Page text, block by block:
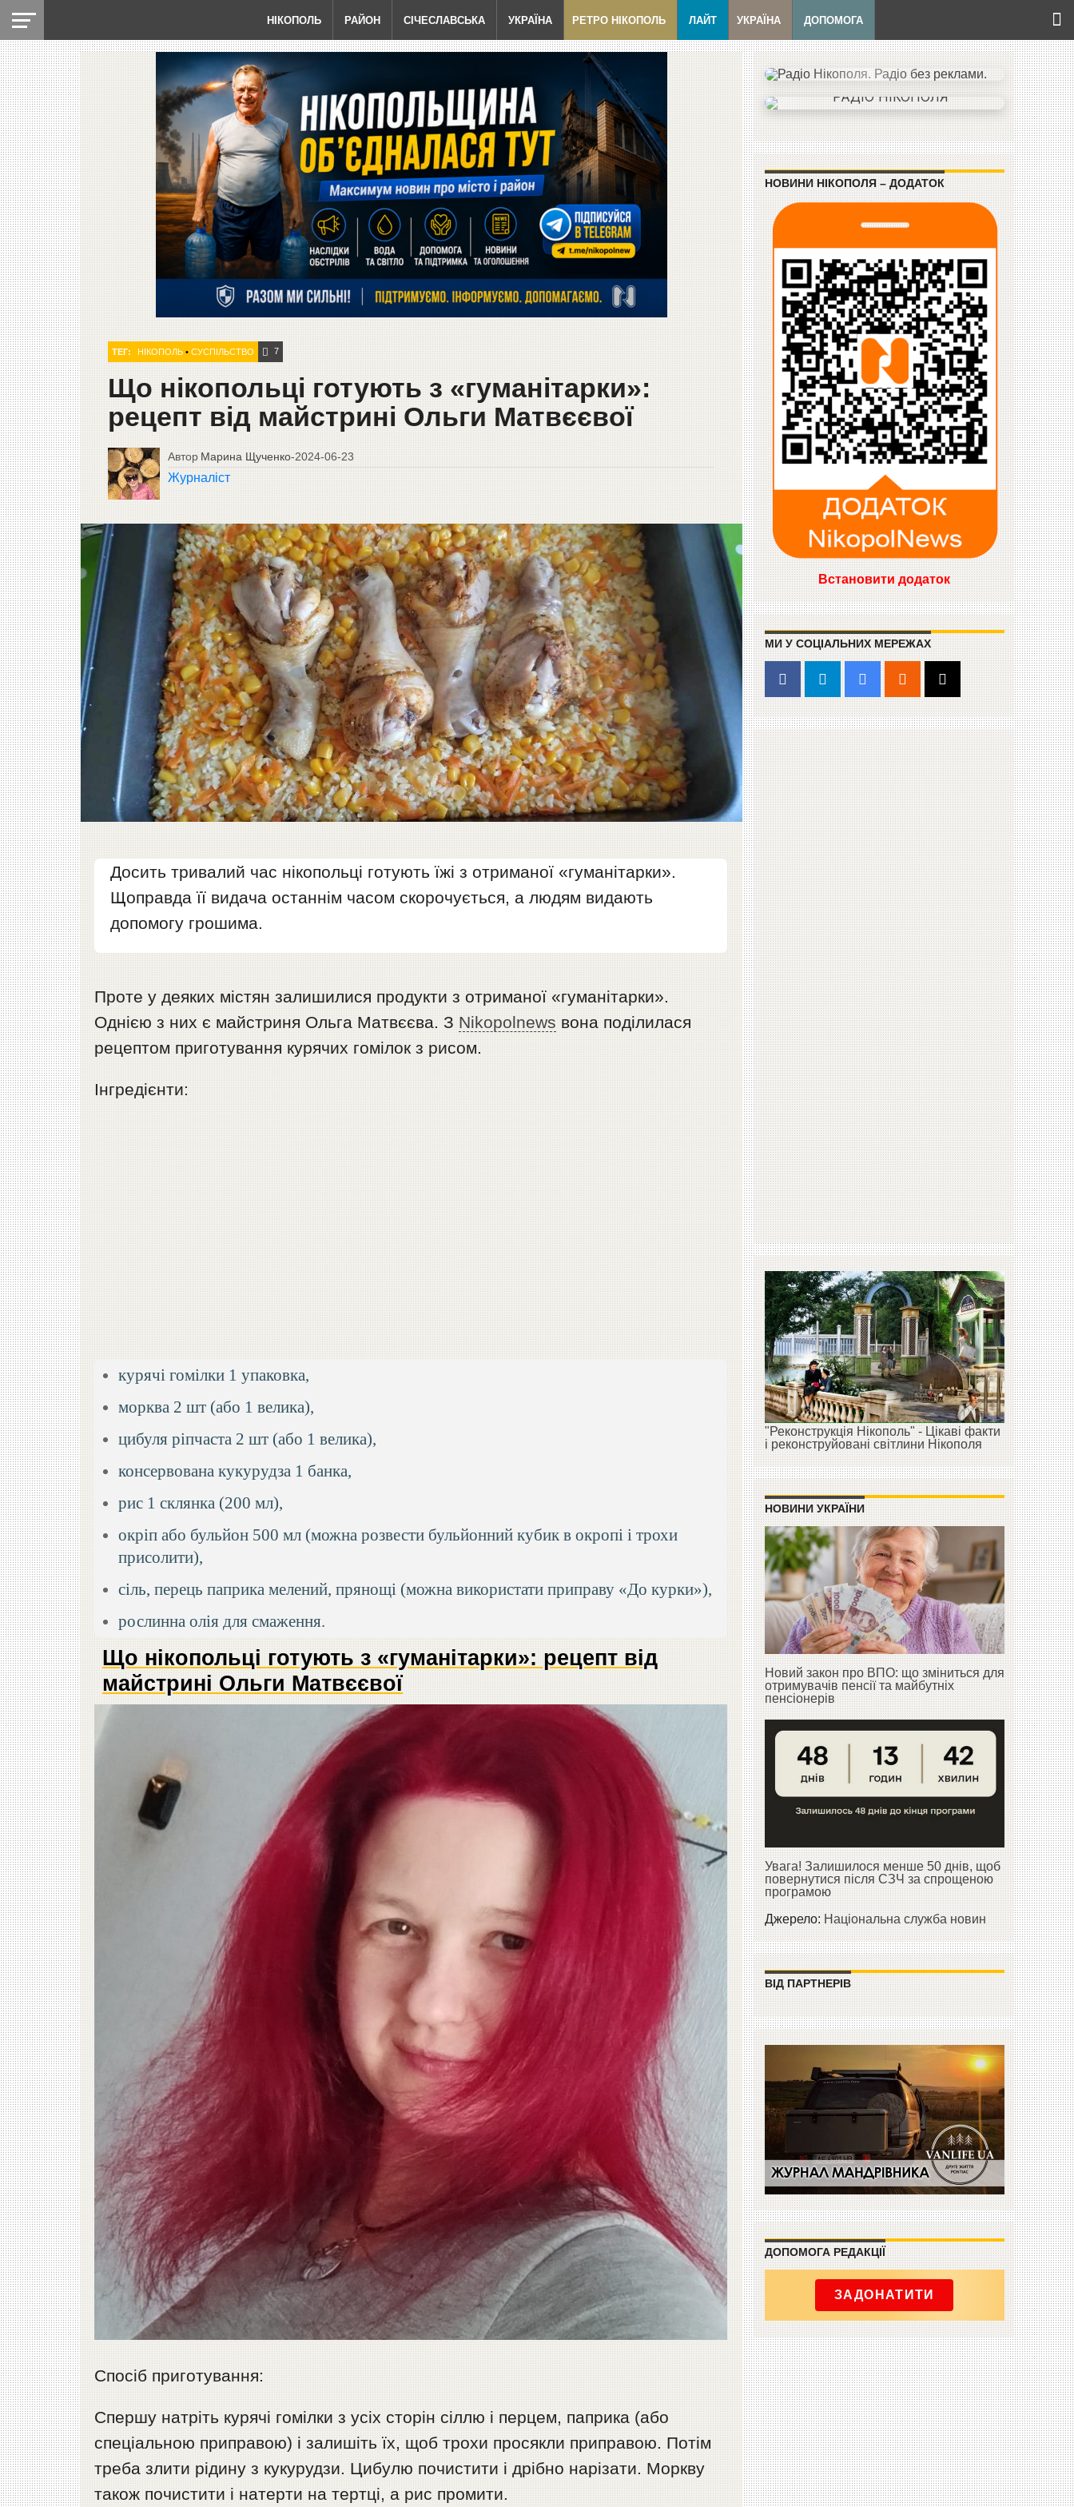
НІКОПОЛЬ РАЙОН СІЧЕСЛАВСЬКА УКРАЇНА РЕТРО НІКОПОЛЬ ЛАЙТ УКРАЇНА ДОПОМОГА
ТЕГ: НІКОПОЛЬ• СУСПІЛЬСТВО 7
Що нікопольці готують з «гуманітарки»:
рецепт від майстрині Ольги Матвєєвої
Автор Марина Щученко-2024-06-23
Журналіст
Досить тривалий час нікопольці готують їжі з отриманої «гуманітарки».
Щоправда її видача останнім часом скорочується, а людям видають
допомогу грошима.
Проте у деяких містян залишилися продукти з отриманої «гуманітарки».
Однією з них є майстриня Ольга Матвєєва. З Nikopolnews вона поділилася
рецептом приготування курячих гомілок з рисом.
Інгредієнти:
курячі гомілки 1 упаковка,
морква 2 шт (або 1 велика),
цибуля ріпчаста 2 шт (або 1 велика),
консервована кукурудза 1 банка,
рис 1 склянка (200 мл),
окріп або бульйон 500 мл (можна розвести бульйонний кубик в окропі і трохи
присолити),
сіль, перець паприка мелений, прянощі (можна використати приправу «До курки»),
рослинна олія для смаження.
Що нікопольці готують з «гуманітарки»: рецепт від
майстрині Ольги Матвєєвої
Спосіб приготування:
Спершу натріть курячі гомілки з усіх сторін сіллю і перцем, паприка (або
спеціальною приправою) і залишіть їх, щоб трохи просякли приправою. Потім
треба злити рідину з кукурудзи. Цибулю почистити і дрібно нарізати. Моркву
також почистити і натерти на тертці, а рис промити.
НОВИНИ НІКОПОЛЯ – ДОДАТОК
Встановити додаток
МИ У СОЦІАЛЬНИХ МЕРЕЖАХ
"Реконструкція Нікополь" - Цікаві факти
і реконструйовані світлини Нікополя
НОВИНИ УКРАЇНИ
Новий закон про ВПО: що зміниться для
отримувачів пенсії та майбутніх
пенсіонерів
Увага! Залишилося менше 50 днів, щоб
повернутися після СЗЧ за спрощеною
програмою
Джерело:Національна служба новин
ВІД ПАРТНЕРІВ
ДОПОМОГА РЕДАКЦІЇ
ЗАДОНАТИТИ